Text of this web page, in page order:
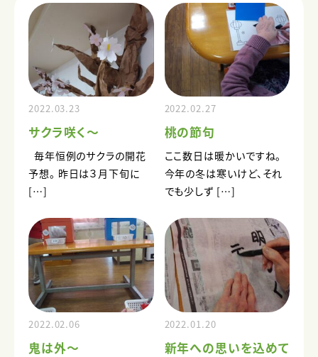
2022.03.23
サクラ咲く～
毎年恒例のサクラの開花
予想。 昨日は３月下旬に
[…]
2022.02.27
桃の節句
ここ数日は暖かいですね。
今年の冬は寒いけど、それ
でも少しず […]
2022.02.06
鬼は外～
2022.01.20
新年への思いを込めて